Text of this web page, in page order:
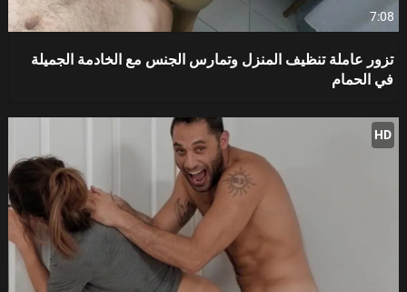
7:08
تزور عاملة تنظيف المنزل وتمارس الجنس مع الخادمة الجميلة
في الحمام
HD